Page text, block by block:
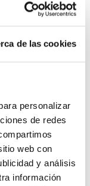
de las cookies
personalizar
de redes
web con
y análisis
información